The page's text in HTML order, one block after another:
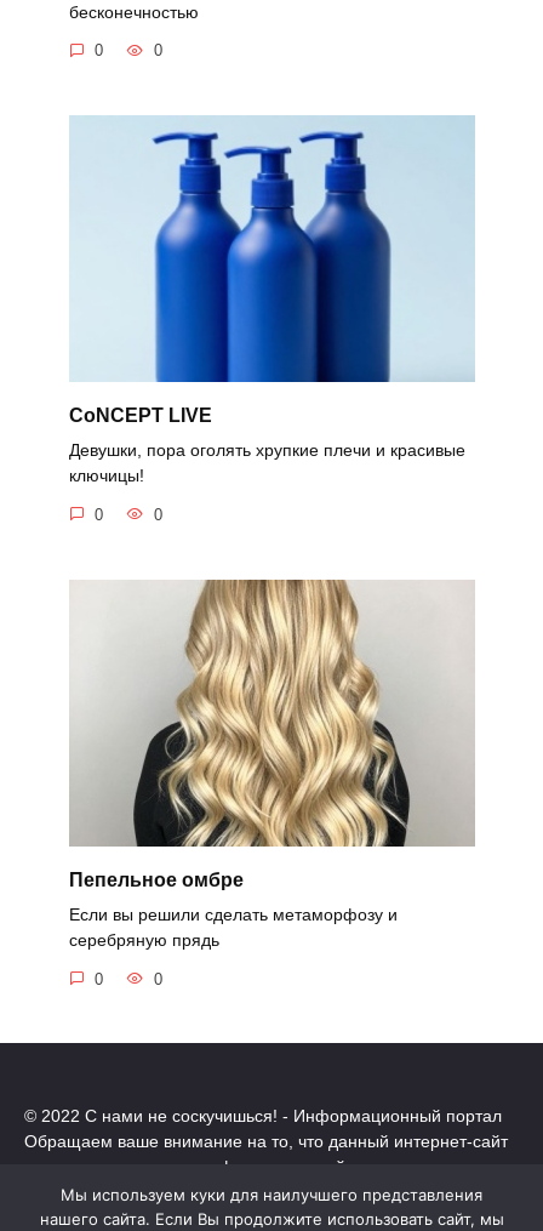
бесконечностью
0 0
CoNCEPT LIVE
Девушки, пора оголять хрупкие плечи и красивые
ключицы!
0 0
Пепельное омбре
Если вы решили сделать метаморфозу и
серебряную прядь
0 0
© 2022 С нами не соскучишься! - Информационный портал
Обращаем ваше внимание на то, что данный интернет-сайт
носит исключительно информационный характер.
Все торговые марки принадлежат их владельцам. Все права
защищены.
Мы используем куки для наилучшего представления
нашего сайта. Если Вы продолжите использовать сайт, мы